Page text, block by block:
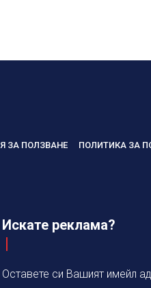
ЗА ПОЛЗВАНЕ ПОЛИТИКА ЗА
Искате реклама?
Оставете си Вашият имейл